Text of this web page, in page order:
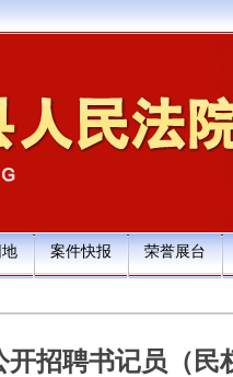
案件快报 荣誉展台
招聘书记员（民